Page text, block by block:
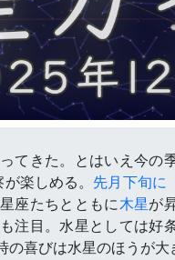
てきた。とはいえ今の
楽しめる。 先月下旬に
座たちとともに木星が
注目。水星としては好
喜びは水星のほうが大